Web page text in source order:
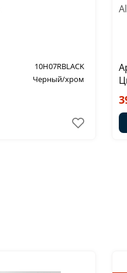
10H07RBLACK
Черный/хром